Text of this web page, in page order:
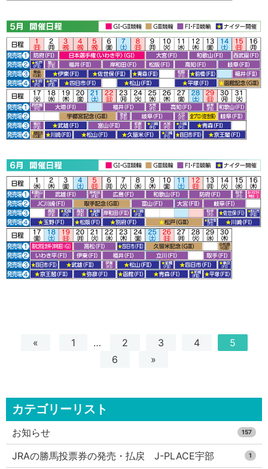
« 1 … 2 3 4
5
6
»
カテゴリーリスト
お知らせ 157
JRAの勝馬投票券の発売・払戻 J-PLACE宇部 1